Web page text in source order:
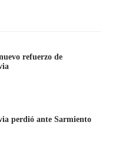
refuerzo de
perdió ante Sarmiento